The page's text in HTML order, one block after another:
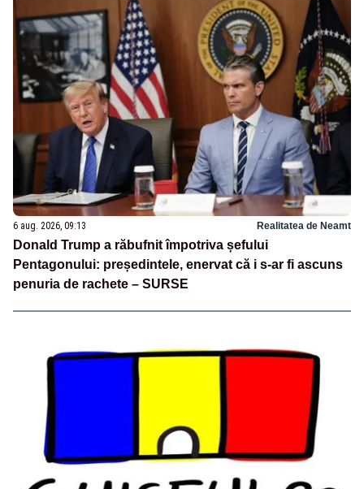
6 aug. 2026, 09:13 Realitatea de Neamt
Donald Trump a răbufnit împotriva șefului
Pentagonului: președintele, enervat că i s-ar fi ascuns
penuria de rachete – SURSE